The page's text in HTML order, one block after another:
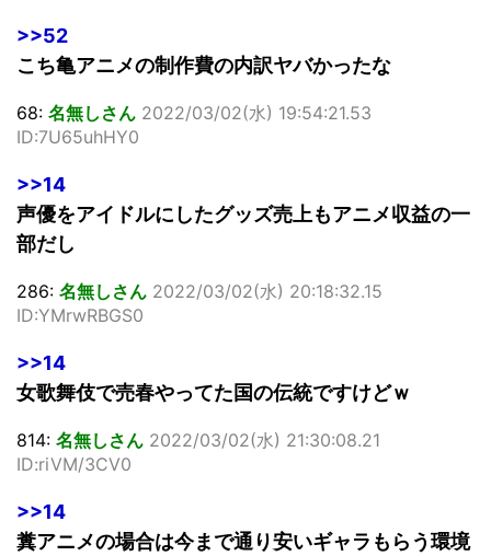
>>52
こち亀アニメの制作費の内訳ヤバかったな
68: 名無しさん 2022/03/02(水) 19:54:21.53
ID:7U65uhHY0
>>14
声優をアイドルにしたグッズ売上もアニメ収益の一
部だし
286: 名無しさん 2022/03/02(水) 20:18:32.15
ID:YMrwRBGS0
>>14
女歌舞伎で売春やってた国の伝統ですけどｗ
814: 名無しさん 2022/03/02(水) 21:30:08.21
ID:riVM/3CV0
>>14
糞アニメの場合は今まで通り安いギャラもらう環境